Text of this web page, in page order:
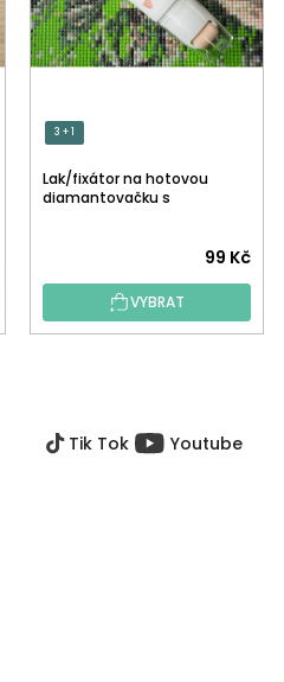
3 + 1
Lak/fixátor na hotovou
diamantovačku s
hodnocení
produktu
je
hvězdiček.
99 Kč
VYBRAT
Tik Tok Youtube